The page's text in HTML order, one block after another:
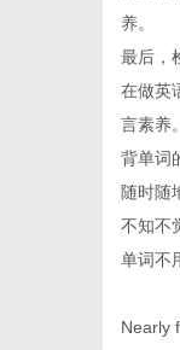
养。
最后，
在做英
言素养
背单词
随时随
不知不
单词不
Nearly